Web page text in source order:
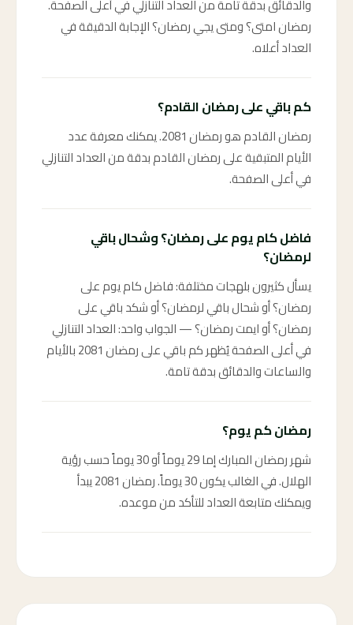
والدقائق بدقة تامة من العداد التنازلي في أعلى الصفحة.
رمضان امتى؟ ومتى يجي رمضان؟ الإجابة الدقيقة في
العداد أعلاه.
كم باقي على رمضان القادم؟
رمضان القادم هو رمضان 2081. يمكنك معرفة عدد
الأيام المتبقية على رمضان القادم بدقة من العداد التنازلي
في أعلى الصفحة.
فاضل كام يوم على رمضان؟ وشحال باقي
لرمضان؟
يسأل كثيرون بلهجات مختلفة: فاضل كام يوم على
رمضان؟ أو شحال باقي لرمضان؟ أو شكد باقي على
رمضان؟ أو ايمت رمضان؟ — الجواب واحد: العداد التنازلي
في أعلى الصفحة يُظهر كم باقي على رمضان 2081 بالأيام
والساعات والدقائق بدقة تامة.
رمضان كم يوم؟
شهر رمضان المبارك إما 29 يوماً أو 30 يوماً حسب رؤية
الهلال. في الغالب يكون 30 يوماً. رمضان 2081 يبدأ
ويمكنك متابعة العداد للتأكد من موعده.